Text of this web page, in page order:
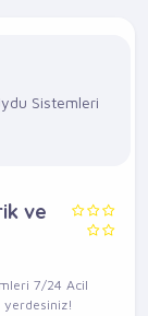
ve
7/24 Acil
yerdesiniz!